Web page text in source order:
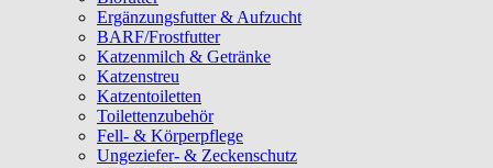
Ergänzungsfutter & Aufzucht
BARF/Frostfutter
Katzenmilch & Getränke
Katzenstreu
Katzentoiletten
Toilettenzubehör
Fell- & Körperpflege
Ungeziefer- & Zeckenschutz